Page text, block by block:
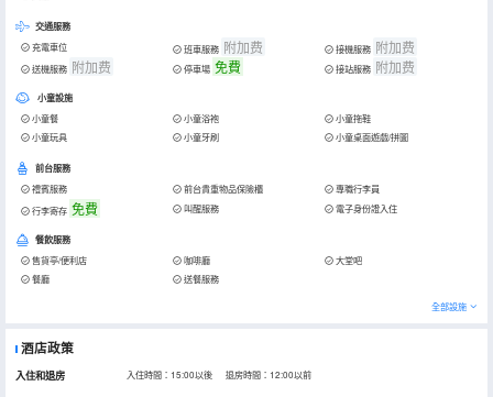
交通服務
充電車位 班車服務 附加费 接機服務 附加费
送機服務 附加费 停車場 免費 接站服務 附加费
小童設施
小童餐 小童浴袍
小童拖鞋
小童玩具
小童牙刷 小童桌面遊戲/拼圖
前台服務
禮賓服務 前台貴重物品保險櫃
專職行李員
行李寄存 免費 叫醒服務 電子身份證入住
餐飲服務
售貨亭/便利店 咖啡廳
大堂吧
餐廳
送餐服務
全部設施
酒店政策
入住和退房 入住時間：15:00以後 退房時間：12:00以前